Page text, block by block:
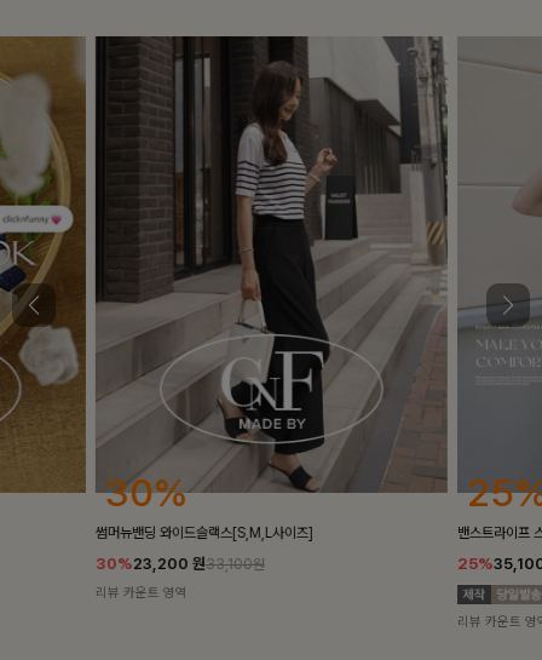
25%
밴스트라이프 스트링원피스
25%35,100원46,800원
12%
쥬린레이스 카
12%
리뷰 카운트 영